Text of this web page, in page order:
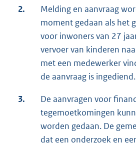
2.
Melding en aanvraag
moment gedaan als het
voor inwoners van 27
vervoer van kinderen
met een medewerker
de aanvraag is ingediend.
3.
De aanvragen voor
tegemoetkomingen
worden gedaan. De
dat een onderzoek en